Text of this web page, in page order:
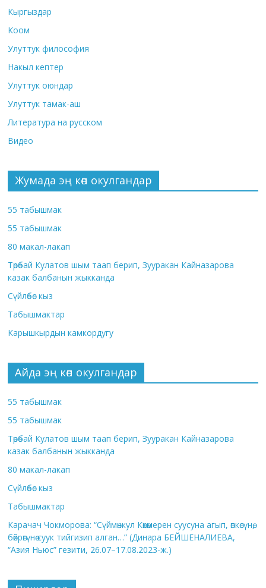
Кыргыздар
Коом
Улуттук философия
Накыл кептер
Улуттук оюндар
Улуттук тамак-аш
Литература на русском
Видео
Жумада эң көп окулгандар
55 табышмак
55 табышмак
80 макал-лакап
Төрөбай Кулатов шым таап берип, Зууракан Кайназарова
казак балбанын жыкканда
Сүйлөбөс кыз
Табышмактар
Карышкырдын камкордугу
Айда эң көп окулгандар
55 табышмак
55 табышмак
Төрөбай Кулатов шым таап берип, Зууракан Кайназарова
казак балбанын жыкканда
80 макал-лакап
Сүйлөбөс кыз
Табышмактар
Карачач Чокморова: “Сүймөнкул Көкөмерен суусуна агып, өпкөсүнө,
бөйрөгүнө суук тийгизип алган…” (Динара БЕЙШЕНАЛИЕВА,
“Азия Ньюс” гезити, 26.07–17.08.2023-ж.)